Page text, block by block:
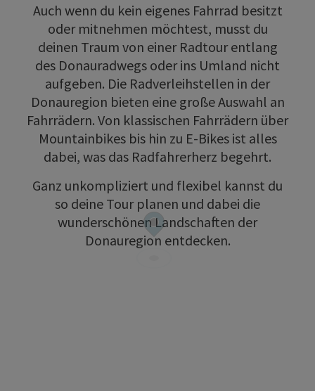
Auch wenn du kein eigenes Fahrrad besitzt
oder mitnehmen möchtest, musst du
deinen Traum von einer Radtour entlang
des Donauradwegs oder ins Umland nicht
aufgeben. Die Radverleihstellen in der
Donauregion bieten eine große Auswahl an
Fahrrädern. Von klassischen Fahrrädern über
Mountainbikes bis hin zu E-Bikes ist alles
dabei, was das Radfahrerherz begehrt.
Ganz unkompliziert und flexibel kannst du
so deine Tour planen und dabei die
wunderschönen Landschaften der
Donauregion entdecken.